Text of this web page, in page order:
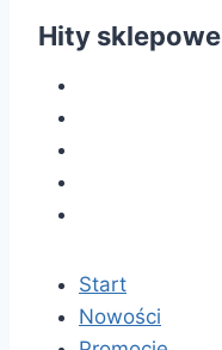
Hity sklepowe
Start
Nowości